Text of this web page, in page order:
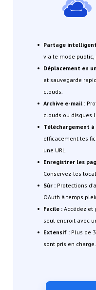
Partage
via le mode public,
Déplacement en
et sauvegarde
clouds.
Archive e-mail:
clouds ou disques
Téléchargement
efficacement les
une URL.
Enregistrer les
Conservez-les
Sûr : Protections
OAuth à temps
Facile :Accédez et
seul endroit avec
Extensif : Plus de
sont pris en charge.